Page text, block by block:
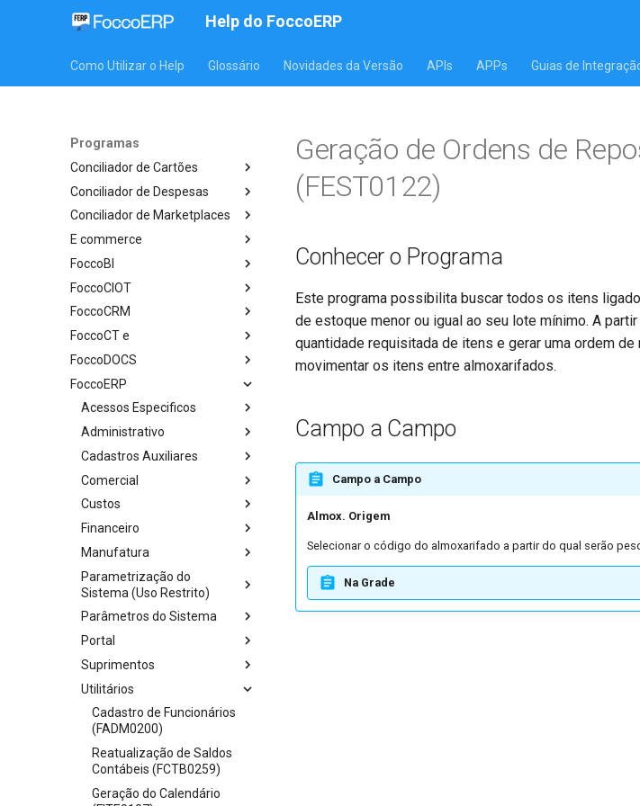
Help do FoccoERP
Como Utilizar o Help Glossário Novidades da Versão APIs APPs Guias de
Programas
Conciliador de Cartões
Conciliador de Despesas
Conciliador de Marketplaces
E commerce
FoccoBI
FoccoCIOT
FoccoCRM
FoccoCT e
FoccoDOCS
FoccoERP
Acessos Especificos
Administrativo
Cadastros Auxiliares
Comercial
Custos
Financeiro
Manufatura
Parametrização do
Sistema (Uso Restrito)
Parâmetros do Sistema
Portal
Suprimentos
Utilitários
Cadastro de Funcionários
(FADM0200)
Reatualização de Saldos
Contábeis (FCTB0259)
Geração do Calendário
Geração de Ordens de
(FEST0122)
Conhecer o Programa
Este programa possibilita buscar todos os itens
de estoque menor ou igual ao seu lote mínimo. A
quantidade requisitada de itens e gerar uma ordem
movimentar os itens entre almoxarifados.
Campo a Campo
Campo a Campo
Almox. Origem
Selecionar o código do almoxarifado a partir do qual serão
Na Grade